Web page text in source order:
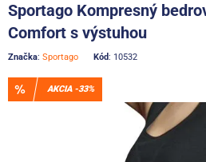
Značka: Sportago Kód: 10532
Sportago Kompresný
Comfort s výstuhou
AKCIA -33%